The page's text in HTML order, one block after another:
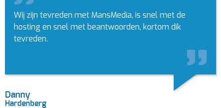
Wij zijn tevreden met MansMedia, is snel met de
hosting en snel met beantwoorden, kortom dik
tevreden.
Danny
Hardenberg